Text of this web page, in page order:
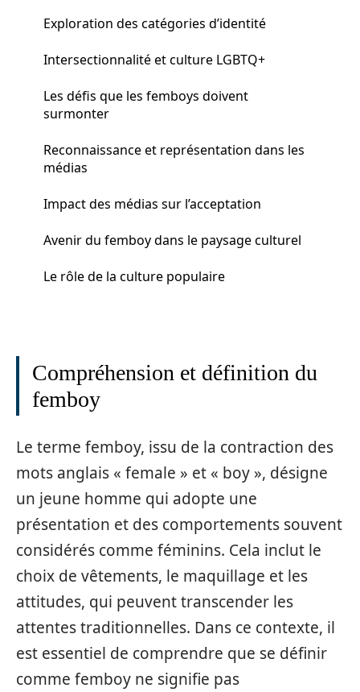
Exploration des catégories d’identité
Intersectionnalité et culture LGBTQ+
Les défis que les femboys doivent
surmonter
Reconnaissance et représentation dans les
médias
Impact des médias sur l’acceptation
Avenir du femboy dans le paysage culturel
Le rôle de la culture populaire
Compréhension et définition du
femboy
Le terme femboy, issu de la contraction des
mots anglais « female » et « boy », désigne
un jeune homme qui adopte une
présentation et des comportements souvent
considérés comme féminins. Cela inclut le
choix de vêtements, le maquillage et les
attitudes, qui peuvent transcender les
attentes traditionnelles. Dans ce contexte, il
est essentiel de comprendre que se définir
comme femboy ne signifie pas